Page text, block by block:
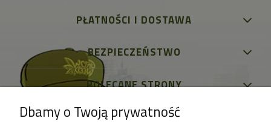
PŁATNOŚCI I DOSTAWA
BEZPIECZEŃSTWO
POLECANE STRONY
Dbamy o Twoją prywatność